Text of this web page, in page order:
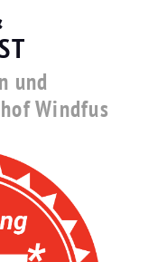
und
Windfus